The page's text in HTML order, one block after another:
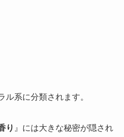
ル系に分類されます。
り 』には大きな秘密が隠され